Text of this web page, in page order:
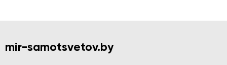
mir-samotsvetov.by